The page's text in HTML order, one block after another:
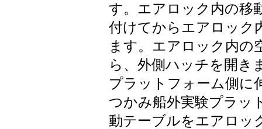
す。エアロック内の移
付けてからエアロック
ます。エアロック内の
ら、外側ハッチを開き
プラットフォーム側に
つかみ船外実験プラッ
動テーブルをエアロッ